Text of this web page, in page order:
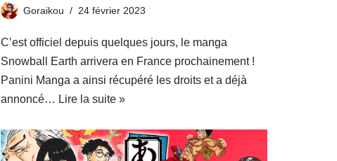
Goraikou 24 février 2023
C’est officiel depuis quelques jours, le manga
Snowball Earth arrivera en France prochainement !
Panini Manga a ainsi récupéré les droits et a déjà
annoncé… Lire la suite »